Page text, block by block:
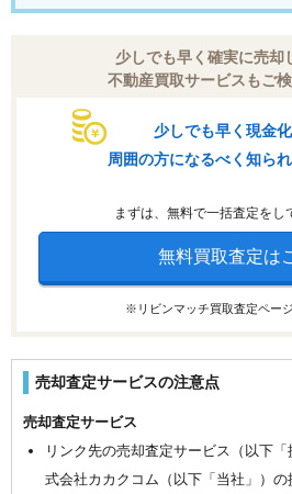
少しでも早く確実に売却
不動産買取サービスもご検
少しでも早く現金
周囲の方になるべく知ら
まずは、無料で一括査定をし
無料買取査定は
※リビンマッチ買取査定ページ
売却査定サービスの注意点
売却査定サービス
リンク先の売却査定サービス（以下
式会社カカクコム（以下「当社」）